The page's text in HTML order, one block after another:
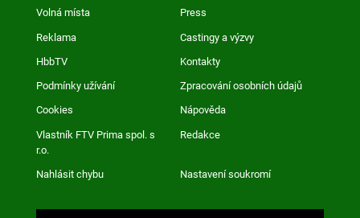
Volná místa Press
Reklama Castingy a výzvy
HbbTV Kontakty
Podmínky užívání Zpracování osobních údajů
Cookies Nápověda
Vlastník FTV Prima spol. s
r.o.
Redakce
Nahlásit chybu Nastavení soukromí